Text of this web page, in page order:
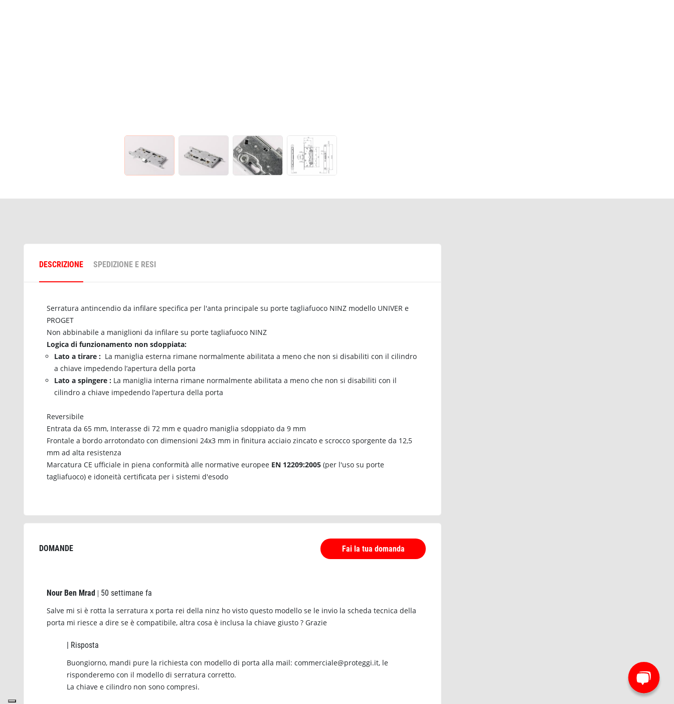
DESCRIZIONE SPEDIZIONE E RESI
Serratura antincendio da infilare specifica per l'anta principale su porte tagliafuoco NINZ modello UNIVER e
PROGET
Non abbinabile a maniglioni da infilare su porte tagliafuoco NINZ
Logica di funzionamento non sdoppiata:
Lato a tirare : La maniglia esterna rimane normalmente abilitata a meno che non si disabiliti con il cilindro
a chiave impedendo l’apertura della porta
Lato a spingere : La maniglia interna rimane normalmente abilitata a meno che non si disabiliti con il
cilindro a chiave impedendo l’apertura della porta
Reversibile
Entrata da 65 mm, Interasse di 72 mm e quadro maniglia sdoppiato da 9 mm
Frontale a bordo arrotondato con dimensioni 24x3 mm in finitura acciaio zincato e scrocco sporgente da 12,5
mm ad alta resistenza
Marcatura CE ufficiale in piena conformità alle normative europee EN 12209:2005 (per l'uso su porte
tagliafuoco) e idoneità certificata per i sistemi d'esodo
DOMANDE Fai la tua domanda
Nour Ben Mrad | 50 settimane fa
Salve mi si è rotta la serratura x porta rei della ninz ho visto questo modello se le invio la scheda tecnica della
porta mi riesce a dire se è compatibile, altra cosa è inclusa la chiave giusto ? Grazie
| Risposta
Buongiorno, mandi pure la richiesta con modello di porta alla mail: commerciale@proteggi.it, le
risponderemo con il modello di serratura corretto.
La chiave e cilindro non sono compresi.